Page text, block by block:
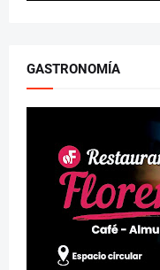
GASTRONOMÍA